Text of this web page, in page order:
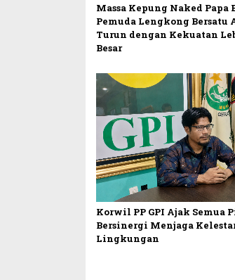
Massa Kepung Naked Papa
Pemuda Lengkong Bersatu
Turun dengan Kekuatan
Besar
Korwil PP GPI Ajak Semua
Bersinergi Menjaga
Lingkungan